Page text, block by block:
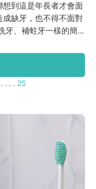
到這是年長者才會面
缺牙，也不得不面對
牙、補蛀牙一樣的簡
？是否存在風險？術
地訪問了植牙專科醫
進行詳細解答唷！
. … . 25